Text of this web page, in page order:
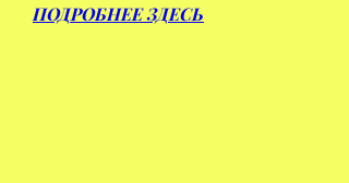
ПОДРОБНЕЕ ЗДЕСЬ